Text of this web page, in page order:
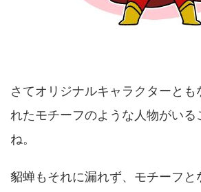
さてオリジナルキャラクターとも
れたモチーフのような人物がいる
ね。
貂蝉もそれに漏れず、モチーフと